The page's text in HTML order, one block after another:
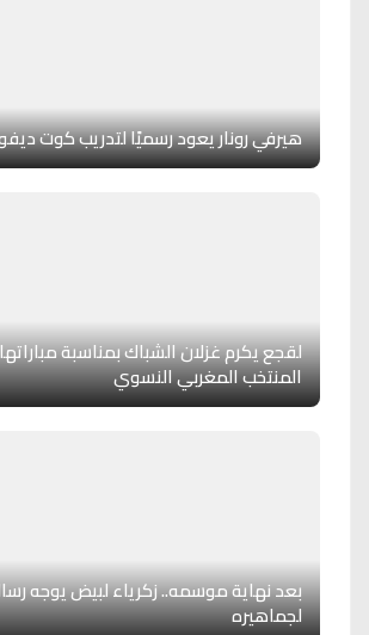
هيرفي رونار يعود رسميًا لتدريب كوت
المنتخب المغربي النسوي
بعد نهاية موسمه.. زكرياء لبيض يوجه
لجماهيره